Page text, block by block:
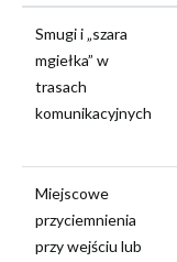
Smugi i „szara
mgiełka” w
trasach
komunikacyjnych
Miejscowe
przyciemnienia
przy wejściu lub